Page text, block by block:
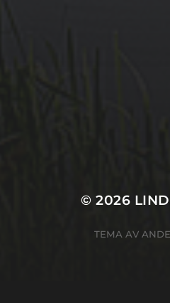
© 2026
TEMA AV